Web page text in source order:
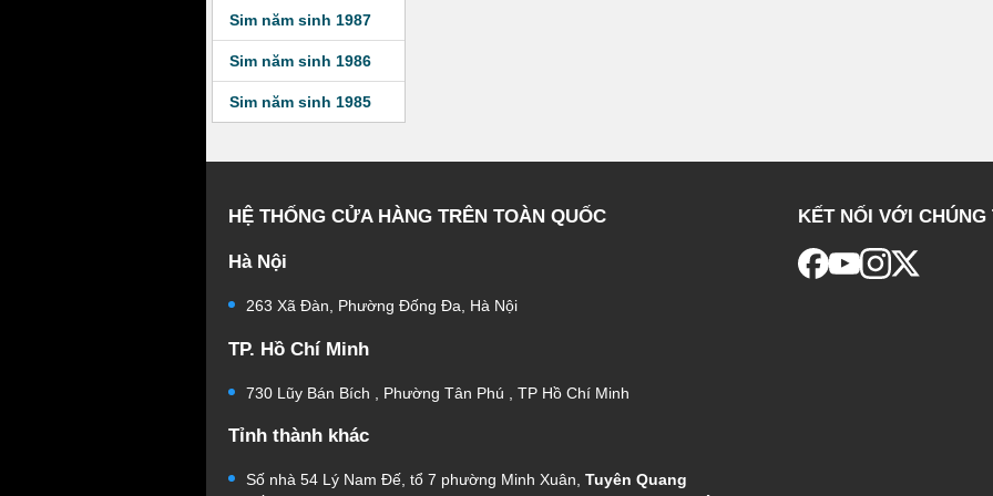
Sim năm sinh 1987
Sim năm sinh 1986
Sim năm sinh 1985
HỆ THỐNG CỬA HÀNG TRÊN TOÀN QUỐC
Hà Nội
263 Xã Đàn, Phường Đống Đa, Hà Nội
TP. Hồ Chí Minh
730 Lũy Bán Bích , Phường Tân Phú , TP Hồ Chí Minh
Tỉnh thành khác
Số nhà 54 Lý Nam Đế, tổ 7 phường Minh Xuân, Tuyên Quang
KẾT NỐI VỚI CHÚNG